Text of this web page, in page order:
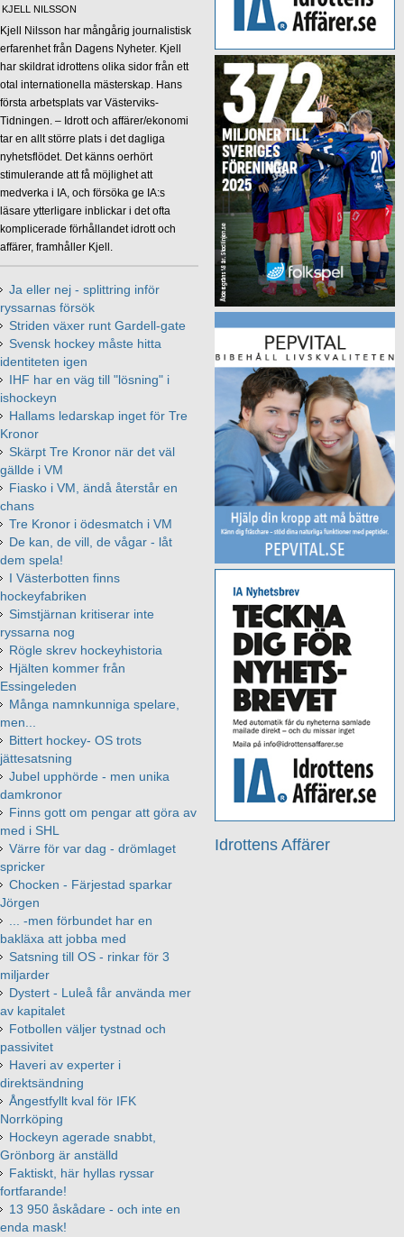
Idrottens Affärer
KJELL NILSSON
Kjell Nilsson har mångårig journalistisk
erfarenhet från Dagens Nyheter. Kjell
har skildrat idrottens olika sidor från ett
otal internationella mästerskap. Hans
första arbetsplats var Västerviks-
Tidningen. – Idrott och affärer/ekonomi
tar en allt större plats i det dagliga
nyhetsflödet. Det känns oerhört
stimulerande att få möjlighet att
medverka i IA, och försöka ge IA:s
läsare ytterligare inblickar i det ofta
komplicerade förhållandet idrott och
affärer, framhåller Kjell.
Ja eller nej - splittring inför
ryssarnas försök
Striden växer runt Gardell-gate
Svensk hockey måste hitta
identiteten igen
IHF har en väg till "lösning" i
ishockeyn
Hallams ledarskap inget för Tre
Kronor
Skärpt Tre Kronor när det väl
gällde i VM
Fiasko i VM, ändå återstår en
chans
Tre Kronor i ödesmatch i VM
De kan, de vill, de vågar - låt
dem spela!
I Västerbotten finns
hockeyfabriken
Simstjärnan kritiserar inte
ryssarna nog
Rögle skrev hockeyhistoria
Hjälten kommer från
Essingeleden
Många namnkunniga spelare,
men...
Bittert hockey- OS trots
jättesatsning
Jubel upphörde - men unika
damkronor
Finns gott om pengar att göra av
med i SHL
Värre för var dag - drömlaget
spricker
Chocken - Färjestad sparkar
Jörgen
... -men förbundet har en
bakläxa att jobba med
Satsning till OS - rinkar för 3
miljarder
Dystert - Luleå får använda mer
av kapitalet
Fotbollen väljer tystnad och
passivitet
Haveri av experter i
direktsändning
Ångestfyllt kval för IFK
Norrköping
Hockeyn agerade snabbt,
Grönborg är anställd
Faktiskt, här hyllas ryssar
fortfarande!
13 950 åskådare - och inte en
enda mask!